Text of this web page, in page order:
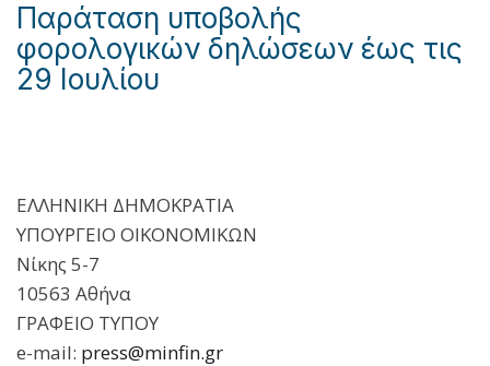
Παράταση υποβολής
φορολογικών δηλώσεων έως τις
29 Ιουλίου
ΕΛΛΗΝΙΚΗ ΔΗΜΟΚΡΑΤΙΑ
ΥΠΟΥΡΓΕΙΟ ΟΙΚΟΝΟΜΙΚΩΝ
Νίκης 5-7
10563 Αθήνα
ΓΡΑΦΕΙΟ ΤΥΠΟΥ
e-mail: press@minfin.gr